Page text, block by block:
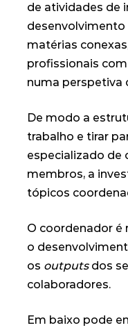
de atividades de
desenvolvimento
matérias
profissionais
numa perspetiva
De modo a
trabalho e tirar
especializado de
membros, a
tópicos
O coordenador é
o
os outputsdos
colaboradores.
Em baixo pode